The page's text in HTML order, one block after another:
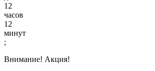
12
часов
12
минут
;
Внимание! Акция!